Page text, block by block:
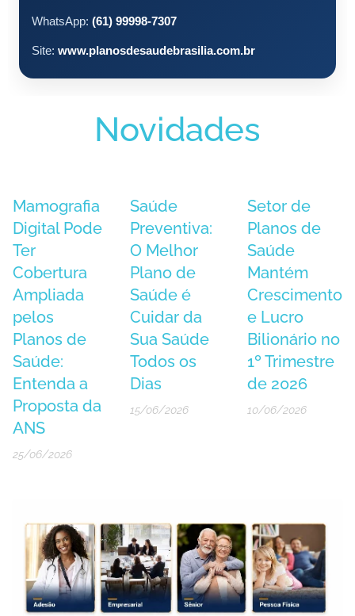
WhatsApp: (61) 99998-7307
Site: www.planosdesaudebrasilia.com.br
Novidades
Mamografia
Digital Pode
Ter
Cobertura
Ampliada
pelos
Planos de
Saúde:
Entenda a
Proposta da
ANS
25/06/2026
Saúde
Preventiva:
O Melhor
Plano de
Saúde é
Cuidar da
Sua Saúde
Todos os
Dias
15/06/2026
Setor de
Planos de
Saúde
Mantém
Crescimento
e Lucro
Bilionário no
1º Trimestre
de 2026
10/06/2026